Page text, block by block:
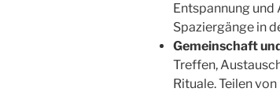
Entspannung und
Spaziergänge in
Gemeinschaft
Treffen,
Rituale. Teilen